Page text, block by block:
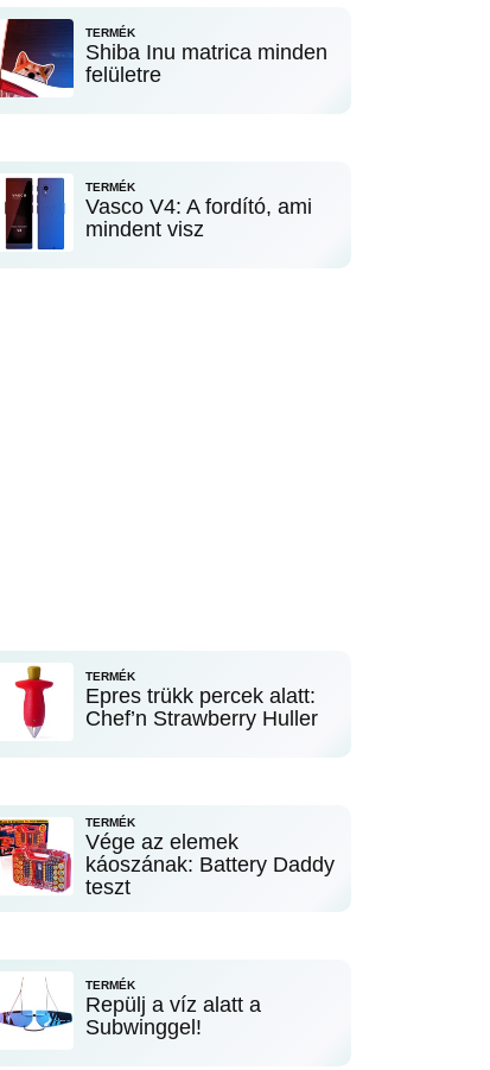
TERMÉK
Shiba Inu matrica minden
felületre
TERMÉK
Vasco V4: A fordító, ami
mindent visz
TERMÉK
Epres trükk percek alatt:
Chef’n Strawberry Huller
TERMÉK
Vége az elemek
káoszának: Battery Daddy
teszt
TERMÉK
Repülj a víz alatt a
Subwinggel!